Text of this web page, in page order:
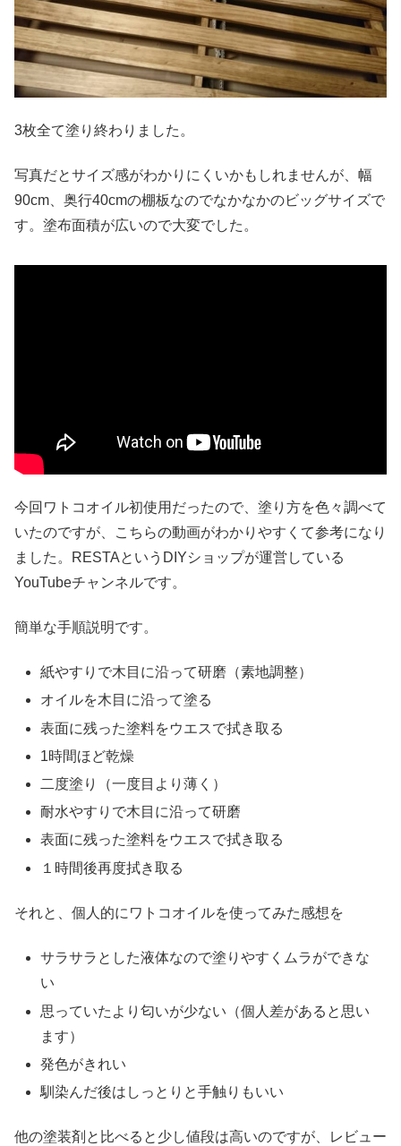
3枚全て塗り終わりました。
写真だとサイズ感がわかりにくいかもしれませんが、幅
90cm、奥行40cmの棚板なのでなかなかのビッグサイズで
す。塗布面積が広いので大変でした。
今回ワトコオイル初使用だったので、塗り方を色々調べて
いたのですが、こちらの動画がわかりやすくて参考になり
ました。RESTAというDIYショップが運営している
YouTubeチャンネルです。
簡単な手順説明です。
紙やすりで木目に沿って研磨（素地調整）
オイルを木目に沿って塗る
表面に残った塗料をウエスで拭き取る
1時間ほど乾燥
二度塗り（一度目より薄く）
耐水やすりで木目に沿って研磨
表面に残った塗料をウエスで拭き取る
１時間後再度拭き取る
それと、個人的にワトコオイルを使ってみた感想を
サラサラとした液体なので塗りやすくムラができな
い
思っていたより匂いが少ない（個人差があると思い
ます）
発色がきれい
馴染んだ後はしっとりと手触りもいい
他の塗装剤と比べると少し値段は高いのですが、レビュー